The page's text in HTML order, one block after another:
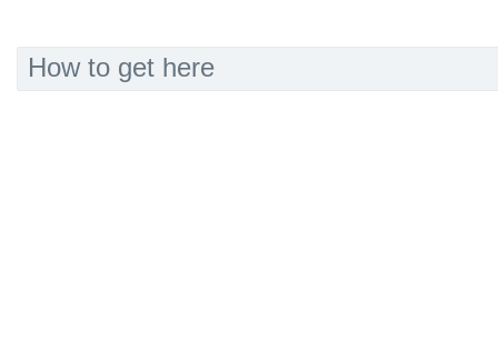
How to get here